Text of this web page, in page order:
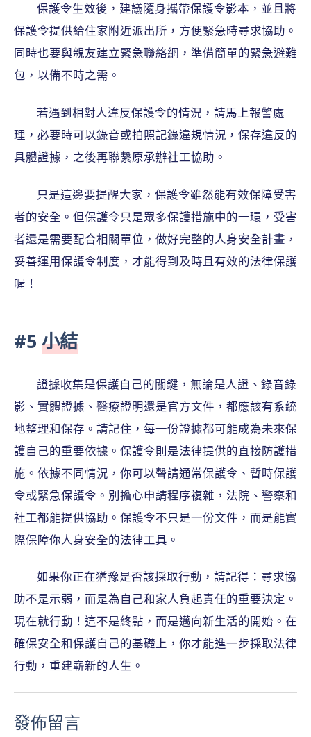
保護令生效後，建議隨身攜帶保護令影本，並且將
保護令提供給住家附近派出所，方便緊急時尋求協助。
同時也要與親友建立緊急聯絡網，準備簡單的緊急避難
包，以備不時之需。
若遇到相對人違反保護令的情況，請馬上報警處
理，必要時可以錄音或拍照記錄違規情況，保存違反的
具體證據，之後再聯繫原承辦社工協助。
只是這邊要提醒大家，保護令雖然能有效保障受害
者的安全。但保護令只是眾多保護措施中的一環，受害
者還是需要配合相關單位，做好完整的人身安全計畫，
妥善運用保護令制度，才能得到及時且有效的法律保護
喔！
#5 小結
證據收集是保護自己的關鍵，無論是人證、錄音錄
影、實體證據、醫療證明還是官方文件，都應該有系統
地整理和保存。請記住，每一份證據都可能成為未來保
護自己的重要依據。保護令則是法律提供的直接防護措
施。依據不同情況，你可以聲請通常保護令、暫時保護
令或緊急保護令。別擔心申請程序複雜，法院、警察和
社工都能提供協助。保護令不只是一份文件，而是能實
際保障你人身安全的法律工具。
如果你正在猶豫是否該採取行動，請記得：尋求協
助不是示弱，而是為自己和家人負起責任的重要決定。
現在就行動！這不是終點，而是邁向新生活的開始。在
確保安全和保護自己的基礎上，你才能進一步採取法律
行動，重建嶄新的人生。
發佈留言